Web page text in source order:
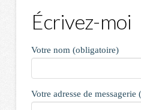
Écrivez-moi
Votre nom (obligatoire)
Votre adresse de